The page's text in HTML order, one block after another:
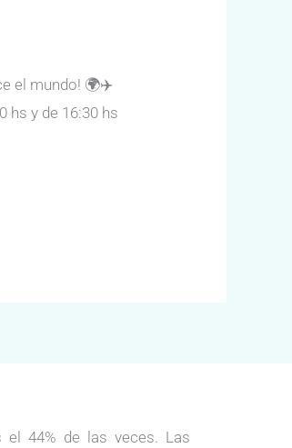
el mundo! 🌍✈️
hs y de 16:30 hs
el 44% de las veces. Las